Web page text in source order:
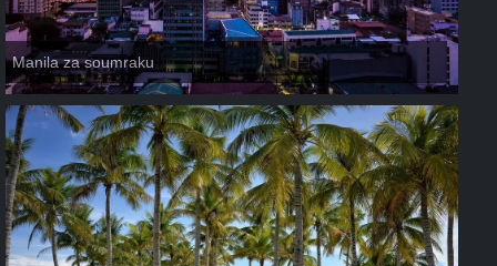
Manila za soumraku